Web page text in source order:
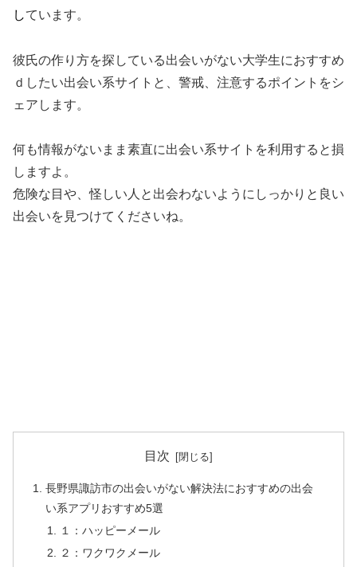
しています。
彼氏の作り方を探している出会いがない大学生におすすめ
ｄしたい出会い系サイトと、警戒、注意するポイントをシ
ェアします。
何も情報がないまま素直に出会い系サイトを利用すると損
しますよ。
危険な目や、怪しい人と出会わないようにしっかりと良い
出会いを見つけてくださいね。
目次
長野県諏訪市の出会いがない解決法におすすめの出会
い系アプリおすすめ5選
１：ハッピーメール
２：ワクワクメール